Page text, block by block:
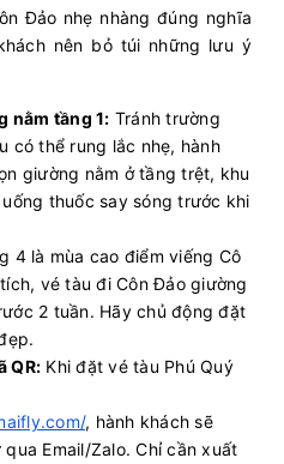
Đảo nhẹ nhàng đúng nghĩa
nên bỏ túi những lưu ý
nằm tầng 1: Tránh trường
có thể rung lắc nhẹ, hành
giường nằm ở tầng trệt, khu
thuốc say sóng trước khi
4 là mùa cao điểm viếng Cô
vé tàu đi Côn Đảo giường
2 tuần. Hãy chủ động đặt
QR: Khi đặt vé tàu Phú Quý
, hành khách sẽ
Email/Zalo. Chỉ cần xuất